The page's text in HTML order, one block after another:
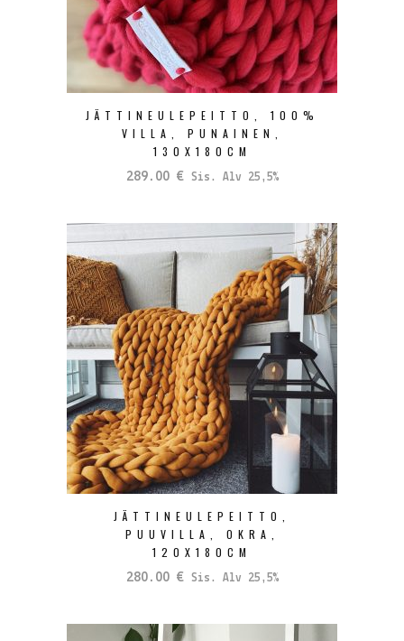
JÄTTINEULEPEITTO, 100%
VILLA, PUNAINEN,
130X180CM
289.00 € Sis. Alv 25,5%
JÄTTINEULEPEITTO,
PUUVILLA, OKRA,
120X180CM
280.00 € Sis. Alv 25,5%